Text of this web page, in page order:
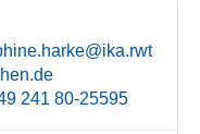
241 80-25595